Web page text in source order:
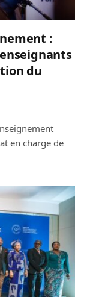
:
du
en charge de